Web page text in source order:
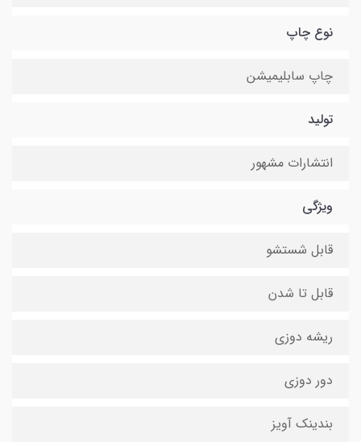
نوع چاپ
چاپ سابلیمیشن
تولید
انتشارات مشهور
ویژگی
قابل شستشو
قابل تا شدن
ریشه دوزی
دور دوزی
بندینک آویز